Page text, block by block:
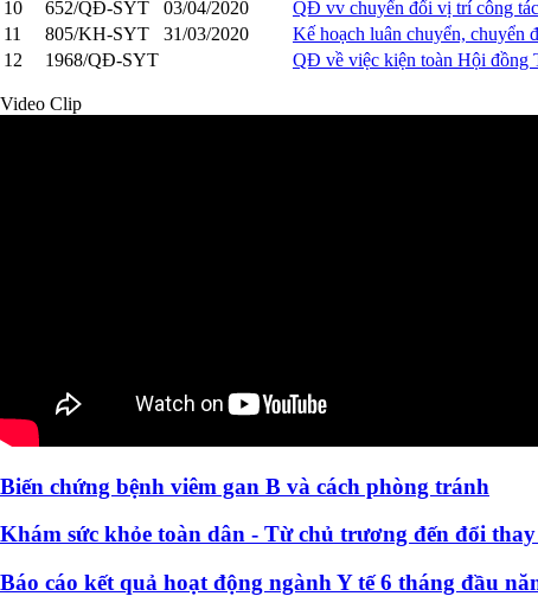
10 652/QĐ-SYT 03/04/2020
QĐ vv chuyển đổi vị trí công
11
805/KH-SYT 31/03/2020
Kế hoạch luân chuyển, chuyển
12
1968/QĐ-SYT QĐ về việc kiện toàn Hội đồng
Video Clip
Biến chứng bệnh viêm gan B và cách phòng tránh
Khám sức khỏe toàn dân - Từ chủ trương đến đổi
Báo cáo kết quả hoạt động ngành Y tế 6 tháng đầu